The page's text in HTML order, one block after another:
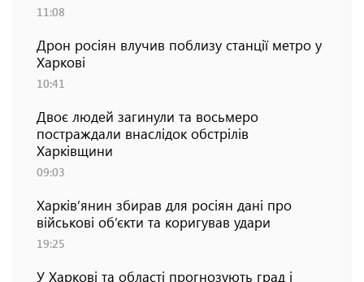
11:08
Дрон росіян влучив поблизу станції метро у
Харкові
10:41
Двоє людей загинули та восьмеро
постраждали внаслідок обстрілів
Харківщини
09:03
Харків’янин збирав для росіян дані про
військові об’єкти та коригував удари
19:25
У Харкові та області прогнозують град і